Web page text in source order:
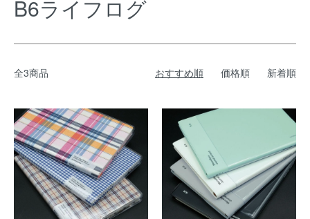
B6ライフログ
全3商品 おすすめ順 価格順 新着順